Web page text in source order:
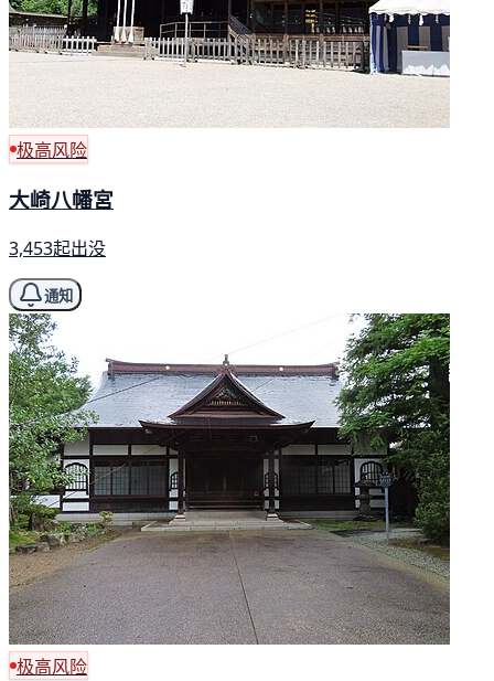
极高风险
大崎八幡宮
3,453起出没
通知
极高风险